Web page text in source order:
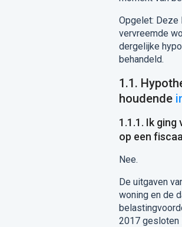
Opgelet: Deze
vervreemde
dergelijke
behandeld.
1.1.
houdende
1.1.1. Ik
op een
Nee.
De uitgaven
woning en de
2017 gesloten